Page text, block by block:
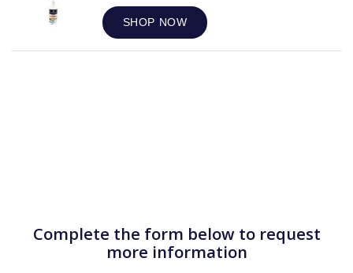
SHOP NOW
Complete the form below to request
more information